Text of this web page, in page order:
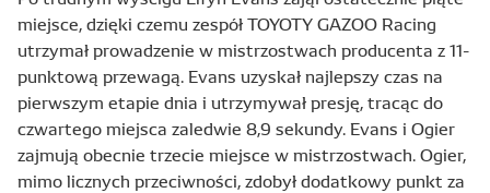
miejsce, dzięki czemu zespół TOYOTY GAZOO Racing
utrzymał prowadzenie w mistrzostwach producenta z 11-
punktową przewagą. Evans uzyskał najlepszy czas na
pierwszym etapie dnia i utrzymywał presję, tracąc do
czwartego miejsca zaledwie 8,9 sekundy. Evans i Ogier
zajmują obecnie trzecie miejsce w mistrzostwach. Ogier,
mimo licznych przeciwności, zdobył dodatkowy punkt za